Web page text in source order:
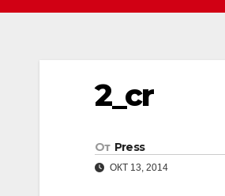
2_cr
От Press
ОКТ 13, 2014